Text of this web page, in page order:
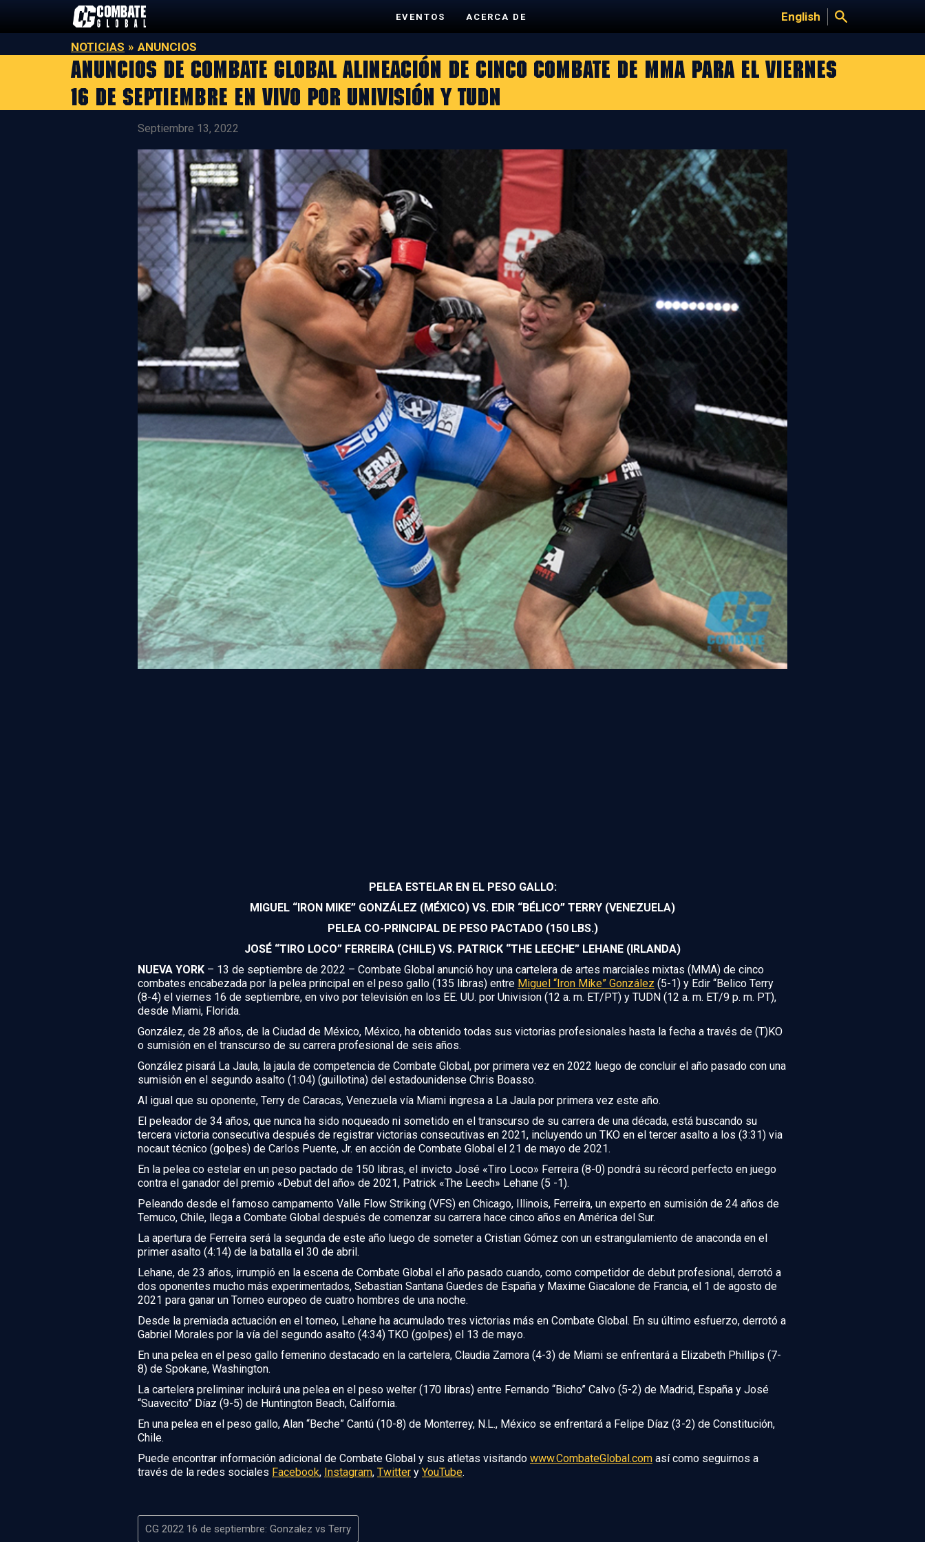
EVENTOS ACERCA DE English
NOTICIAS » ANUNCIOS
ANUNCIOS DE COMBATE GLOBAL ALINEACIÓN DE CINCO COMBATE DE MMA PARA EL VIERNES
16 DE SEPTIEMBRE EN VIVO POR UNIVISIÓN Y TUDN
Septiembre 13, 2022
PELEA ESTELAR EN EL PESO GALLO:
MIGUEL “IRON MIKE” GONZÁLEZ (MÉXICO) VS. EDIR “BÉLICO” TERRY (VENEZUELA)
PELEA CO-PRINCIPAL DE PESO PACTADO (150 LBS.)
JOSÉ “TIRO LOCO” FERREIRA (CHILE) VS. PATRICK “THE LEECHE” LEHANE (IRLANDA)
NUEVA YORK – 13 de septiembre de 2022 – Combate Global anunció hoy una cartelera de artes marciales mixtas (MMA) de cinco
combates encabezada por la pelea principal en el peso gallo (135 libras) entre Miguel “Iron Mike” González (5-1) y Edir “Belico Terry
(8-4) el viernes 16 de septiembre, en vivo por televisión en los EE. UU. por Univision (12 a. m. ET/PT) y TUDN (12 a. m. ET/9 p. m. PT),
desde Miami, Florida.
González, de 28 años, de la Ciudad de México, México, ha obtenido todas sus victorias profesionales hasta la fecha a través de (T)KO
o sumisión en el transcurso de su carrera profesional de seis años.
González pisará La Jaula, la jaula de competencia de Combate Global, por primera vez en 2022 luego de concluir el año pasado con una
sumisión en el segundo asalto (1:04) (guillotina) del estadounidense Chris Boasso.
Al igual que su oponente, Terry de Caracas, Venezuela vía Miami ingresa a La Jaula por primera vez este año.
El peleador de 34 años, que nunca ha sido noqueado ni sometido en el transcurso de su carrera de una década, está buscando su
tercera victoria consecutiva después de registrar victorias consecutivas en 2021, incluyendo un TKO en el tercer asalto a los (3:31) via
nocaut técnico (golpes) de Carlos Puente, Jr. en acción de Combate Global el 21 de mayo de 2021.
En la pelea co estelar en un peso pactado de 150 libras, el invicto José «Tiro Loco» Ferreira (8-0) pondrá su récord perfecto en juego
contra el ganador del premio «Debut del año» de 2021, Patrick «The Leech» Lehane (5 -1).
Peleando desde el famoso campamento Valle Flow Striking (VFS) en Chicago, Illinois, Ferreira, un experto en sumisión de 24 años de
Temuco, Chile, llega a Combate Global después de comenzar su carrera hace cinco años en América del Sur.
La apertura de Ferreira será la segunda de este año luego de someter a Cristian Gómez con un estrangulamiento de anaconda en el
primer asalto (4:14) de la batalla el 30 de abril.
Lehane, de 23 años, irrumpió en la escena de Combate Global el año pasado cuando, como competidor de debut profesional, derrotó a
dos oponentes mucho más experimentados, Sebastian Santana Guedes de España y Maxime Giacalone de Francia, el 1 de agosto de
2021 para ganar un Torneo europeo de cuatro hombres de una noche.
Desde la premiada actuación en el torneo, Lehane ha acumulado tres victorias más en Combate Global. En su último esfuerzo, derrotó a
Gabriel Morales por la vía del segundo asalto (4:34) TKO (golpes) el 13 de mayo.
En una pelea en el peso gallo femenino destacado en la cartelera, Claudia Zamora (4-3) de Miami se enfrentará a Elizabeth Phillips (7-
8) de Spokane, Washington.
La cartelera preliminar incluirá una pelea en el peso welter (170 libras) entre Fernando “Bicho” Calvo (5-2) de Madrid, España y José
“Suavecito” Díaz (9-5) de Huntington Beach, California.
En una pelea en el peso gallo, Alan “Beche” Cantú (10-8) de Monterrey, N.L., México se enfrentará a Felipe Díaz (3-2) de Constitución,
Chile.
Puede encontrar información adicional de Combate Global y sus atletas visitando www.CombateGlobal.com así como seguirnos a
través de la redes sociales Facebook, Instagram, Twitter y YouTube.
CG 2022 16 de septiembre: Gonzalez vs Terry